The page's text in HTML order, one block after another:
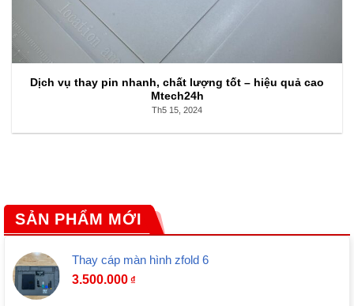
Dịch vụ thay pin nhanh, chất lượng tốt – hiệu quả cao
Mtech24h
Th5 15, 2024
SẢN PHẨM MỚI
Thay cáp màn hình zfold 6
3.500.000 ₫